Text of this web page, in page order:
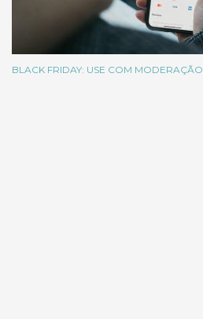
BLACK FRIDAY: USE COM MODERAÇÃO